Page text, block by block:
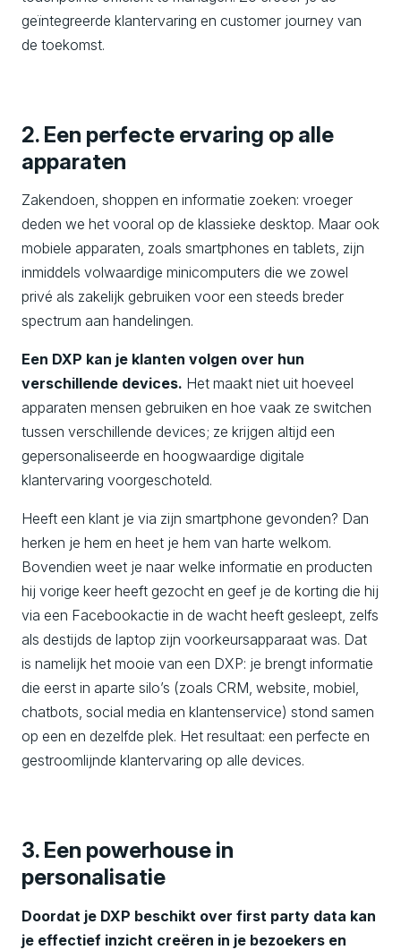
geïntegreerde klantervaring en customer journey van
de toekomst.
2. Een perfecte ervaring op alle
apparaten
Zakendoen, shoppen en informatie zoeken: vroeger
deden we het vooral op de klassieke desktop. Maar ook
mobiele apparaten, zoals smartphones en tablets, zijn
inmiddels volwaardige minicomputers die we zowel
privé als zakelijk gebruiken voor een steeds breder
spectrum aan handelingen.
Een DXP kan je klanten volgen over hun
verschillende devices. Het maakt niet uit hoeveel
apparaten mensen gebruiken en hoe vaak ze switchen
tussen verschillende devices; ze krijgen altijd een
gepersonaliseerde en hoogwaardige digitale
klantervaring voorgeschoteld.
Heeft een klant je via zijn smartphone gevonden? Dan
herken je hem en heet je hem van harte welkom.
Bovendien weet je naar welke informatie en producten
hij vorige keer heeft gezocht en geef je de korting die hij
via een Facebookactie in de wacht heeft gesleept, zelfs
als destijds de laptop zijn voorkeursapparaat was. Dat
is namelijk het mooie van een DXP: je brengt informatie
die eerst in aparte silo’s (zoals CRM, website, mobiel,
chatbots, social media en klantenservice) stond samen
op een en dezelfde plek. Het resultaat: een perfecte en
gestroomlijnde klantervaring op alle devices.
3. Een powerhouse in
personalisatie
Doordat je DXP beschikt over first party data kan
je effectief inzicht creëren in je bezoekers en